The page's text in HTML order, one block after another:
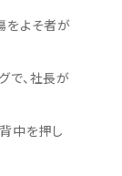
をよそ者が
で、社長が
中を押し